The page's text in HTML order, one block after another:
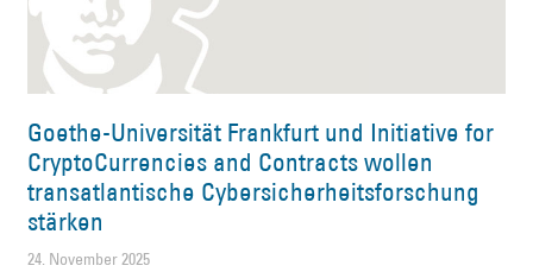
Goethe-Universität Frankfurt und Initiative for
CryptoCurrencies and Contracts wollen
transatlantische Cybersicherheitsforschung
stärken
24. November 2025